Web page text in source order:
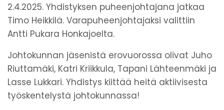
2.4.2025. Yhdistyksen puheenjohtajana jatkaa
Timo Heikkilä. Varapuheenjohtajaksi valittiin
Antti Pukara Honkajoelta.
Johtokunnan jäsenistä erovuorossa olivat Juho
Riuttamäki, Katri Kriikkula, Tapani Lähteenmäki ja
Lasse Lukkari. Yhdistys kiittää heitä aktiivisesta
työskentelystä johtokunnassa!